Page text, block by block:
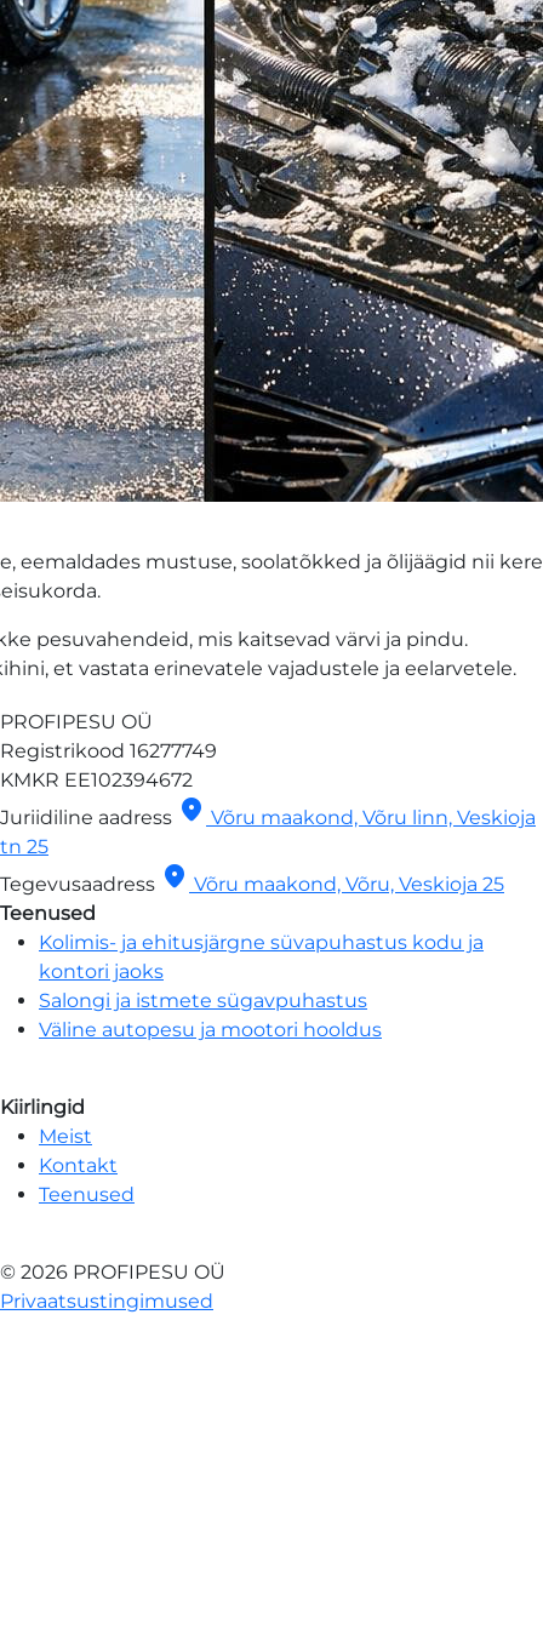
eemaldades mustuse, soolatõkked ja õlijäägid nii
pesuvahendeid, mis kaitsevad värvi ja pindu.
et vastata erinevatele vajadustele ja eelarvetele.
PROFIPESU OÜ
Registrikood 16277749
KMKR EE102394672
Juriidiline aadress location_on Võru maakond, Võru linn, Veskioja
tn 25
Tegevusaadress location_on Võru maakond, Võru, Veskioja 25
Teenused
Kolimis- ja ehitusjärgne süvapuhastus kodu ja
kontori jaoks
Salongi ja istmete sügavpuhastus
Väline autopesu ja mootori hooldus
Kiirlingid
Meist
Kontakt
Teenused
© 2026 PROFIPESU OÜ
Privaatsustingimused